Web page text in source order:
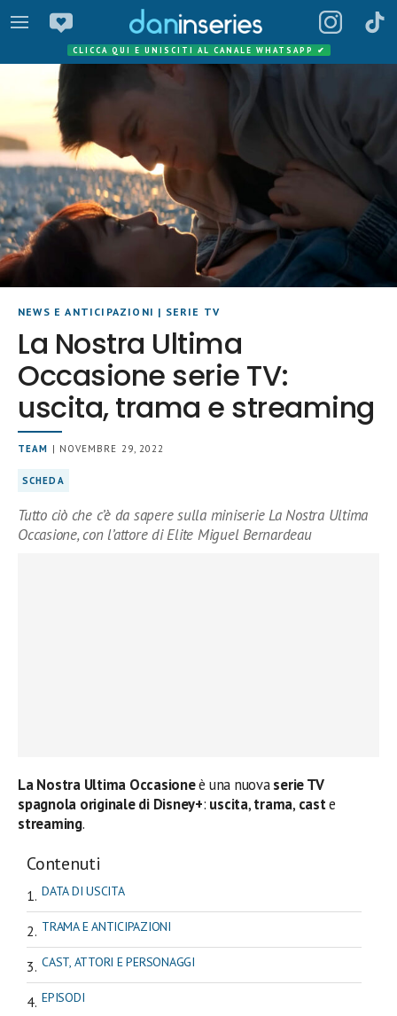
CLICCA QUI E UNISCITI AL CANALE WHATSAPP ✔
NEWS E ANTICIPAZIONI | SERIE TV
La Nostra Ultima
Occasione serie TV:
uscita, trama e streaming
TEAM | NOVEMBRE 29, 2022
SCHEDA
Tutto ciò che c’è da sapere sulla miniserie La Nostra Ultima
Occasione, con l’attore di Elite Miguel Bernardeau
La Nostra Ultima Occasioneè una nuovaserie TV
spagnola originale di Disney+: uscita,trama, caste
streaming.
Contenuti
DATA DI USCITA
TRAMA E ANTICIPAZIONI
CAST, ATTORI E PERSONAGGI
EPISODI